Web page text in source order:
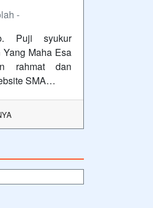
-
Puji syukur
Maha Esa
rahmat dan
SMA…